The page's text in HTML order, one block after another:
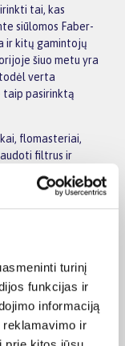
turinį
funkcijas ir
informaciją
reklamavimo ir
tai, kas
siūlomos Faber-
ir kitų gamintojų
šiuo metu yra
todėl verta
taip pasirinktą
flomasteriai,
filtrus ir
peržiūrėti
pateikiama
ramiai palyginti
Eur įsigyti su
galima
visoje